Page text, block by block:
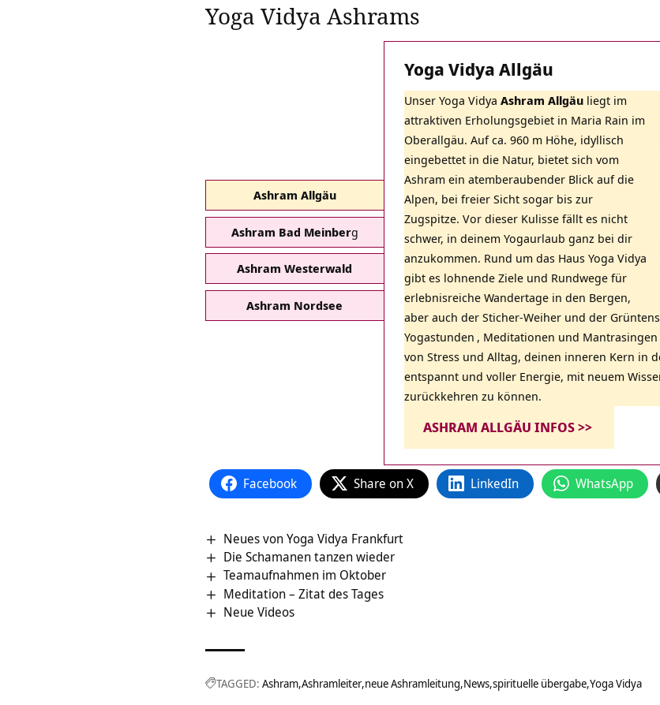
Yoga Vidya Ashrams
Ashram Allgäu
Ashram Bad Meinberg
Ashram Westerwald
Ashram Nordsee
Yoga Vidya Allgäu
Unser Yoga Vidya Ashram Allgäuliegt im
attraktiven Erholungsgebiet in Maria Rain im
Oberallgäu. Auf ca. 960 m Höhe, idyllisch
eingebettet in die Natur, bietet sich vom
Ashram ein atemberaubender Blick auf die
Alpen, bei freier Sicht sogar bis zur
Zugspitze. Vor dieser Kulisse fällt es nicht
schwer, in deinem Yogaurlaub ganz bei dir
anzukommen. Rund um das Haus Yoga Vidya
gibt es lohnende Ziele und Rundwege für
erlebnisreiche Wandertage in den Bergen,
aber auch der Sticher-Weiher und der
Yogastunden , Meditationen und
von Stress und Alltag, deinen inneren Kern in
entspannt und voller Energie, mit neuem
zurückkehren zu können.
ASHRAM ALLGÄU INFOS >>
Facebook Share on X LinkedIn WhatsApp
Neues von Yoga Vidya Frankfurt
Die Schamanen tanzen wieder
Teamaufnahmen im Oktober
Meditation – Zitat des Tages
Neue Videos
TAGGED: Ashram Ashramleiter neue Ashramleitung News spirituelle übergabe Yoga Vidya